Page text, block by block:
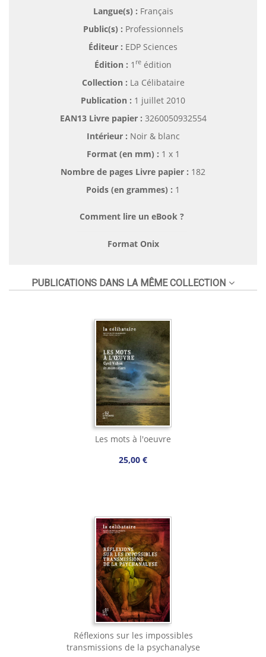
Langue(s) : Français
Public(s) : Professionnels
Éditeur : EDP Sciences
Édition : 1 re édition
Collection : La Célibataire
Publication : 1 juillet 2010
EAN13 Livre papier : 3260050932554
Intérieur : Noir & blanc
Format (en mm) : 1 x 1
Nombre de pages Livre papier : 182
Poids (en grammes) : 1
Comment lire un eBook ?
Format Onix
PUBLICATIONS DANS LA MÊME COLLECTION
Les mots à l'oeuvre
25,00 €
Réflexions sur les impossibles
transmissions de la psychanalyse